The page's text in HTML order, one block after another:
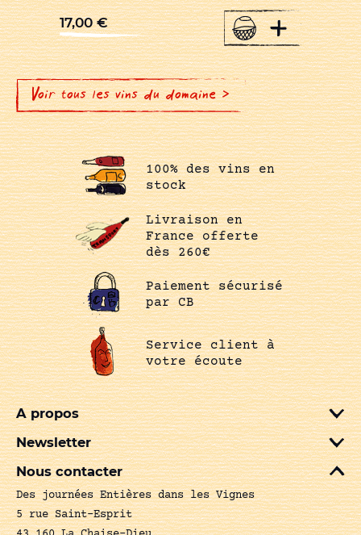
17,00€ +
Voir tous les vins du domaine >
100% des vins en
stock
Livraison en
France offerte
dès 260€
Paiement sécurisé
par CB
Service client à
votre écoute
A propos
Newsletter
Nous contacter
Des journées Entières dans les Vignes
5 rue Saint-Esprit